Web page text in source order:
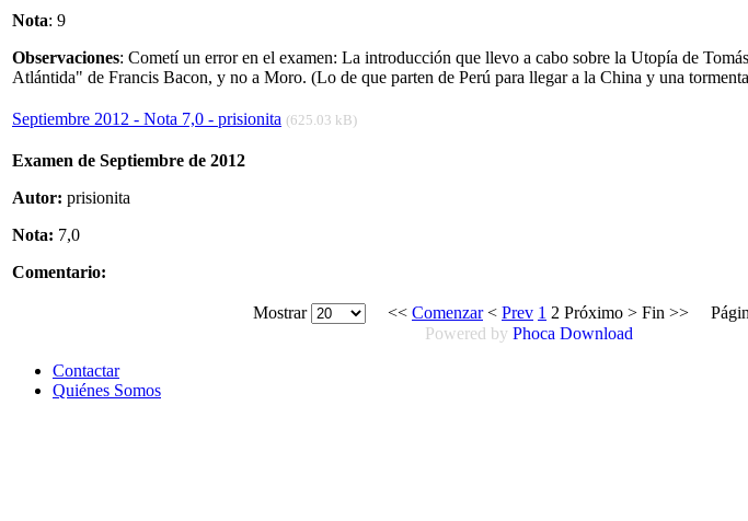
Nota: 9
Observaciones: Cometí un error en el examen: La introducción que llevo a cabo sobre la Utopía de
Atlántida" de Francis Bacon, y no a Moro. (Lo de que parten de Perú para llegar a la China y una
Septiembre 2012 - Nota 7,0 - prisionita (625.03 kB)
Examen de Septiembre de 2012
Autor: prisionita
Nota: 7,0
Comentario:
Mostrar << Comenzar< Prev 1 2 Próximo > Fin >>
Powered by Phoca Download
Contactar
Quiénes Somos